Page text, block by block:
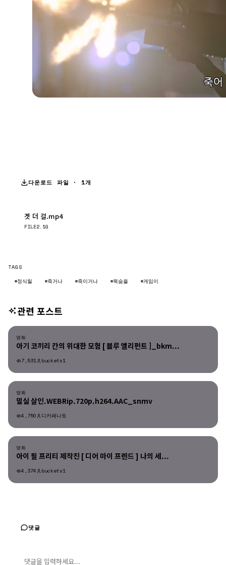
다운로드 파일 · 1개
겟 더 걸.mp4
FILE2.1G
TAGS
#정식릴
#죽거나 #죽이거나 #목숨을 #게임이
관련 포스트
영화
영화
아기 코끼리 칸의 위대한 모험 [ 블루 엘리펀트 ]_bkm...
7,531 buckets1
영화
영화
밀실 살인.WEBRip.720p.h264.AAC_snmv
4,750 디카페나토
영화
영화
아이 필 프리티 제작진 [ 디어 마이 프렌드 ] 나의 세...
4,374 buckets1
댓글